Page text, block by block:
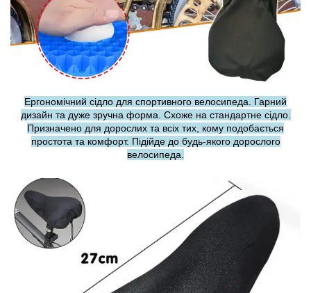
Ергономічний сідло для спортивного велосипеда. Гарний
дизайн та дуже зручна форма. Схоже на стандартне сідло.
Призначено для дорослих та всіх тих, кому подобається
простота та комфорт. Підійде до будь-якого дорослого
велосипеда.